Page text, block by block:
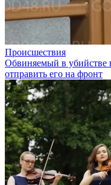
Происшествия
Обвиняемый в убийстве
отправить его на фронт